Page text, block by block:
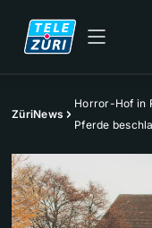
ZüriNews
Horror-Hof in
Pferde